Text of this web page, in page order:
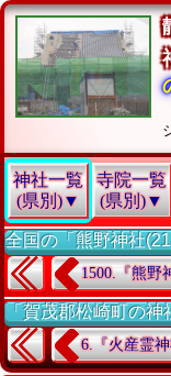
神社一覧
(県別)▼
寺院一覧
(県別)▼
全国の「熊野神社
1500.『熊野
「賀茂郡松崎町の神
6.『火産霊